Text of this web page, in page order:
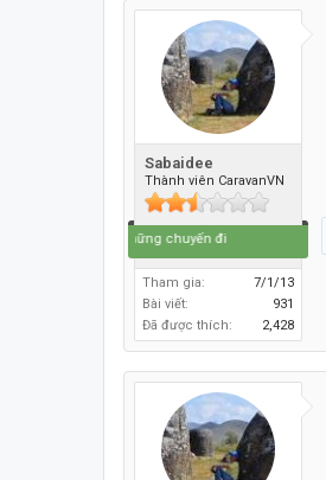
Sabaidee
Thành viên CaravanVN
Cuộc đời là những chuyến đi
Tham gia:
7/1/13
Bài viết:
931
Đã được thích:
2,428